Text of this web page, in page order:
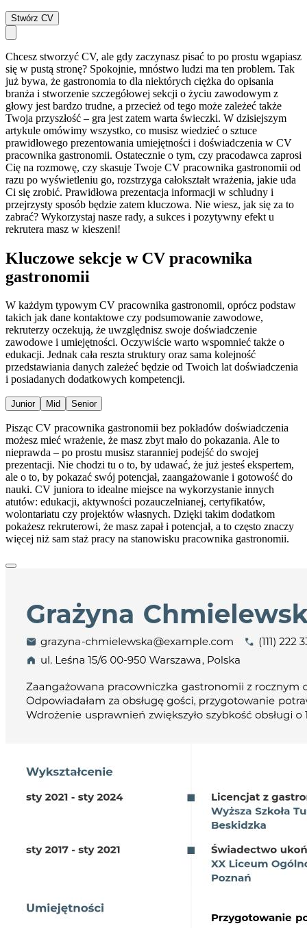
Stwórz CV
Chcesz stworzyć CV, ale gdy zaczynasz pisać to po prostu wgapiasz
się w pustą stronę? Spokojnie, mnóstwo ludzi ma ten problem. Tak
już bywa, że gastronomia to dla niektórych ciężka do opisania
branża i stworzenie szczegółowej sekcji o życiu zawodowym z
głowy jest bardzo trudne, a przecież od tego może zależeć także
Twoja przyszłość – gra jest zatem warta świeczki. W dzisiejszym
artykule omówimy wszystko, co musisz wiedzieć o sztuce
prawidłowego prezentowania umiejętności i doświadczenia w CV
pracownika gastronomii. Ostatecznie o tym, czy pracodawca zaprosi
Cię na rozmowę, czy skasuje Twoje CV pracownika gastronomii od
razu po wyświetleniu go, rozstrzyga całokształt wrażenia, jakie uda
Ci się zrobić. Prawidłowa prezentacja informacji w schludny i
przejrzysty sposób będzie zatem kluczowa. Nie wiesz, jak się za to
zabrać? Wykorzystaj nasze rady, a sukces i pozytywny efekt u
rekrutera masz w kieszeni!
Kluczowe sekcje w CV pracownika
gastronomii
W każdym typowym CV pracownika gastronomii, oprócz podstaw
takich jak dane kontaktowe czy podsumowanie zawodowe,
rekruterzy oczekują, że uwzględnisz swoje doświadczenie
zawodowe i umiejętności. Oczywiście warto wspomnieć także o
edukacji. Jednak cała reszta struktury oraz sama kolejność
przedstawiania danych zależeć będzie od Twoich lat doświadczenia
i posiadanych dodatkowych kompetencji.
Junior Mid Senior
Pisząc CV pracownika gastronomii bez pokładów doświadczenia
możesz mieć wrażenie, że masz zbyt mało do pokazania. Ale to
nieprawda – po prostu musisz staranniej podejść do swojej
prezentacji. Nie chodzi tu o to, by udawać, że już jesteś ekspertem,
ale o to, by pokazać swój potencjał, zaangażowanie i gotowość do
nauki. CV juniora to idealne miejsce na wykorzystanie innych
atutów: edukacji, aktywności pozauczelnianej, certyfikatów,
wolontariatu czy projektów własnych. Dzięki takim dodatkom
pokażesz rekruterowi, że masz zapał i potencjał, a to często znaczy
więcej niż sam staż pracy na stanowisku pracownika gastronomii.